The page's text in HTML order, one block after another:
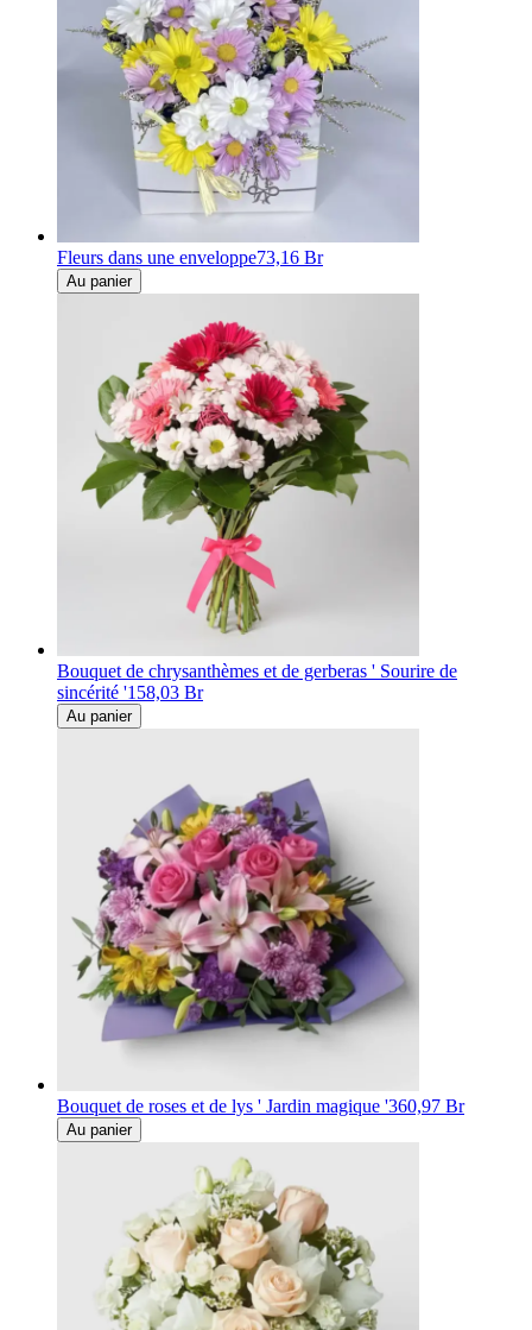
Fleurs dans une enveloppe73,16 Br
Au panier
Bouquet de chrysanthèmes et de gerberas ' Sourire de
sincérité '158,03 Br
Au panier
Bouquet de roses et de lys ' Jardin magique '360,97 Br
Au panier